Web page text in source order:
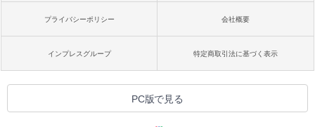
プライバシーポリシー 会社概要
インプレスグループ 特定商取引法に基づく表示
PC版で見る